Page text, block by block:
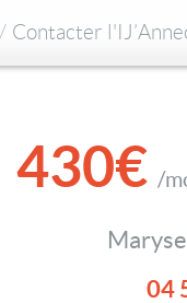
/ Contacter
430€ /
04